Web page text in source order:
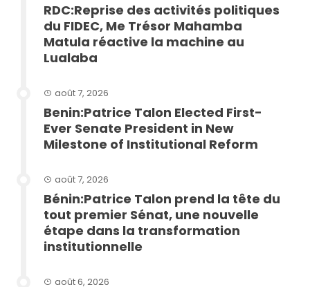
RDC:Reprise des activités politiques
du FIDEC, Me Trésor Mahamba
Matula réactive la machine au
Lualaba
août 7, 2026
Benin:Patrice Talon Elected First-
Ever Senate President in New
Milestone of Institutional Reform
août 7, 2026
Bénin:Patrice Talon prend la tête du
tout premier Sénat, une nouvelle
étape dans la transformation
institutionnelle
août 6, 2026